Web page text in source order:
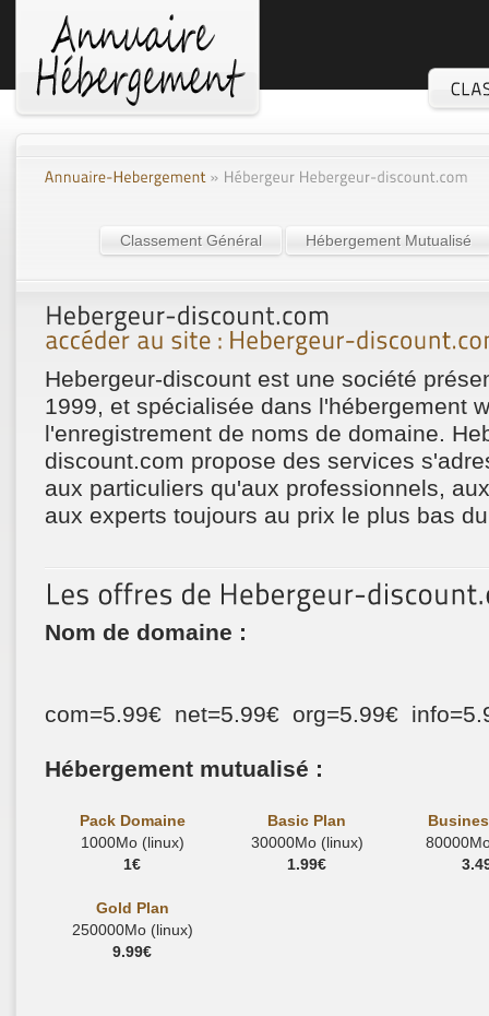
Classement Général Hébergement Mutualisé
Hebergeur-discount est une société
1999, et spécialisée dans l'hébergement
l'enregistrement de noms de domaine.
discount.com propose des services
aux particuliers qu'aux professionnels,
aux experts toujours au prix le plus bas
Nom de domaine :
com=5.99€ net=5.99€ org=5.99€
Hébergement mutualisé :
Pack Domaine
1000Mo (linux)
1€
Basic Plan
30000Mo (linux)
1.99€
Gold Plan
250000Mo (linux)
9.99€